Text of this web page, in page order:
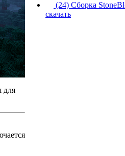
для
(24) Сборка
скачать